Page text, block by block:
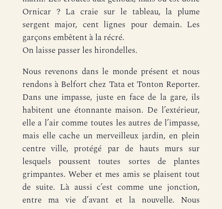
Ornicar ? La craie sur le tableau, la plume
sergent major, cent lignes pour demain. Les
garçons embêtent à la récré.
On laisse passer les hirondelles.
Nous revenons dans le monde présent et nous
rendons à Belfort chez Tata et Tonton Reporter.
Dans une impasse, juste en face de la gare, ils
habitent une étonnante maison. De l’extérieur,
elle a l’air comme toutes les autres de l’impasse,
mais elle cache un merveilleux jardin, en plein
centre ville, protégé par de hauts murs sur
lesquels poussent toutes sortes de plantes
grimpantes. Weber et mes amis se plaisent tout
de suite. Là aussi c’est comme une jonction,
entre ma vie d’avant et la nouvelle. Nous